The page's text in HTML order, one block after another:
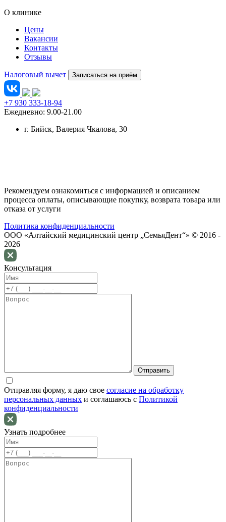
О клинике
Цены
Вакансии
Контакты
Отзывы
Налоговый вычет Записаться на приём
+7 930 333-18-94
Ежедневно: 9.00-21.00
г. Бийск, Валерия Чкалова, 30
Рекомендуем ознакомиться с информацией и описанием
процессa оплаты, описывающие покупку, возврата товара или
отказа от услуги
Политика конфиденциальности
ООО «Алтайский медицинский центр „СемьяДент“» © 2016 -
2026
Консультация
Отправляя форму, я даю свое согласие на обработку
персональных данных и соглашаюсь c Политикой
конфиденциальности
Узнать подробнее